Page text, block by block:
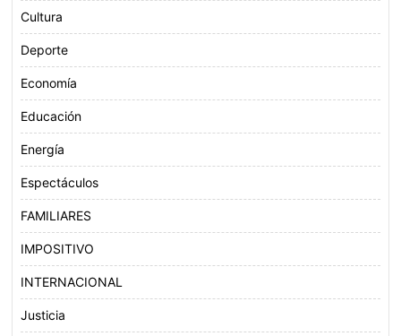
Cultura
Deporte
Economía
Educación
Energía
Espectáculos
FAMILIARES
IMPOSITIVO
INTERNACIONAL
Justicia